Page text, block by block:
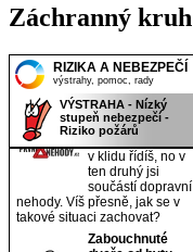
Záchranný kruh